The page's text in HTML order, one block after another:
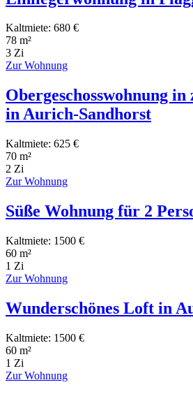
Kaltmiete: 680 €
78 m²
3 Zi
Zur Wohnung
Obergeschosswohnung
in Aurich-Sandhorst
Kaltmiete: 625 €
70 m²
2 Zi
Zur Wohnung
Süße Wohnung für 2
Kaltmiete: 1500 €
60 m²
1 Zi
Zur Wohnung
Wunderschönes Loft in
Kaltmiete: 1500 €
60 m²
1 Zi
Zur Wohnung